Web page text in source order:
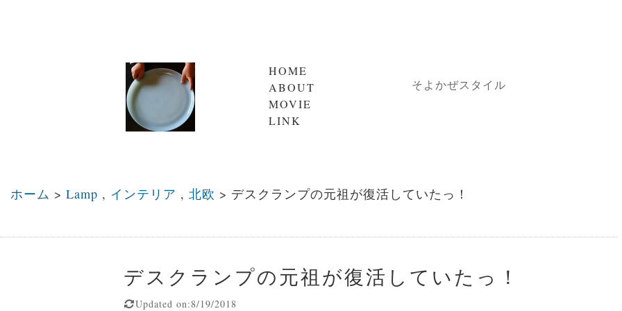
HOME
ABOUT
MOVIE
LINK
そよかぜスタイル
ホーム > Lamp , インテリア , 北欧 > デスクランプの元祖が復活していたっ！
デスクランプの元祖が復活していたっ！
Updated on:8/19/2018